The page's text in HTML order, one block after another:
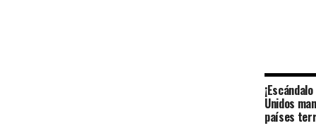
Unidos
países